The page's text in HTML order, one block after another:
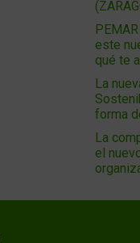
este
qué te
La
forma
La
el